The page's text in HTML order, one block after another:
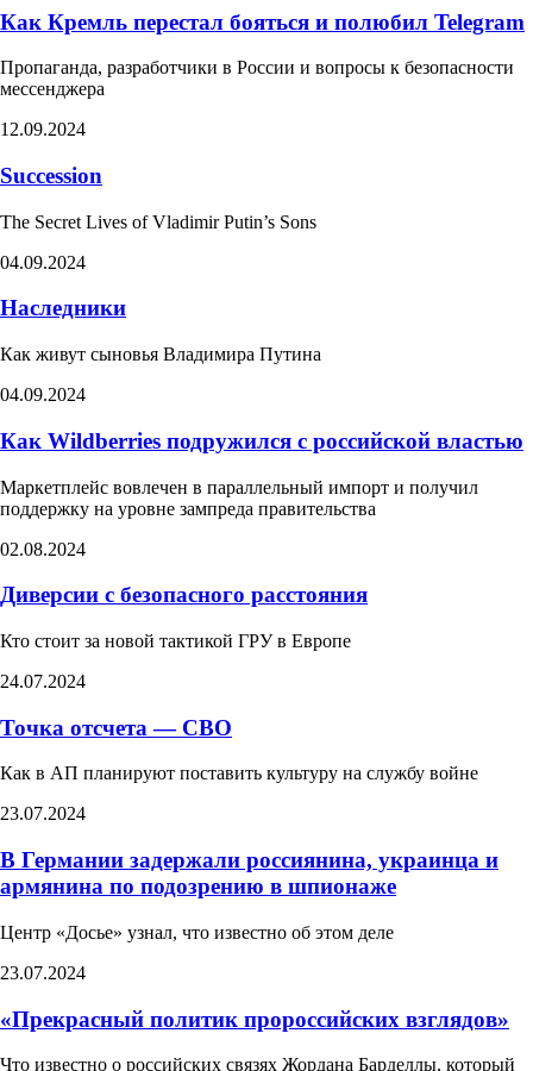
Как Кремль перестал бояться и полюбил Telegram
Пропаганда, разработчики в России и вопросы к безопасности
мессенджера
12.09.2024
Succession
The Secret Lives of Vladimir Putin’s Sons​
04.09.2024
Наследники
Как живут сыновья Владимира Путина
04.09.2024
Как Wildberries подружился с российской властью
Маркетплейс вовлечен в параллельный импорт и получил
поддержку на уровне зампреда правительства
02.08.2024
Диверсии с безопасного расстояния
Кто стоит за новой тактикой ГРУ в Европе
24.07.2024
Точка отсчета — СВО
Как в АП планируют поставить культуру на службу войне
23.07.2024
В Германии задержали россиянина, украинца и
армянина по подозрению в шпионаже
Центр «Досье» узнал, что известно об этом деле
23.07.2024
«Прекрасный политик пророссийских взглядов»​
Что известно о российских связях Жордана Барделлы, который